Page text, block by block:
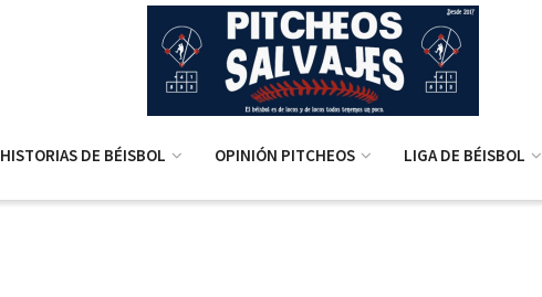
HISTORIAS DE BÉISBOL OPINIÓN PITCHEOS LIGA DE BÉISBOL